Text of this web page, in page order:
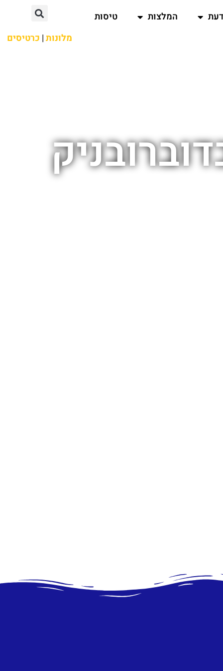
המלצות
טיסות
מלונות| כרטיסים